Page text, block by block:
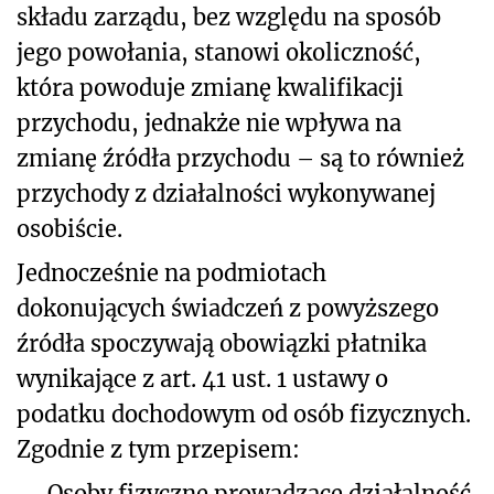
składu zarządu, bez względu na sposób
jego powołania, stanowi okoliczność,
która powoduje zmianę kwalifikacji
przychodu, jednakże nie wpływa na
zmianę źródła przychodu – są to również
przychody z działalności wykonywanej
osobiście.
Jednocześnie na podmiotach
dokonujących świadczeń z powyższego
źródła spoczywają obowiązki płatnika
wynikające z art. 41 ust. 1 ustawy o
podatku dochodowym od osób fizycznych.
Zgodnie z tym przepisem: